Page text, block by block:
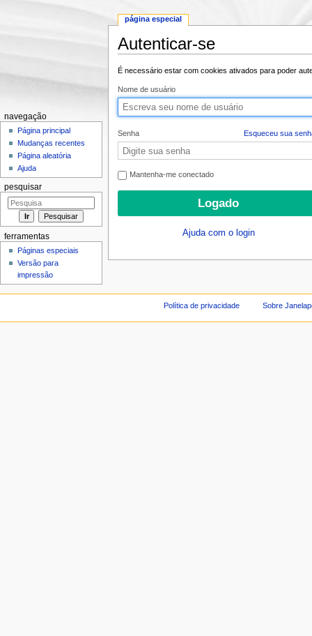
Autenticar-se
É necessário estar com cookies ativados para poder
Nome de usuário
Senha Esqueceu sua
Mantenha-me conectado
Ajuda com o login
página especial
navegação
Página principal
Mudanças recentes
Página aleatória
Ajuda
pesquisar
ferramentas
Páginas especiais
Versão para
impressão
Política de privacidade Sobre